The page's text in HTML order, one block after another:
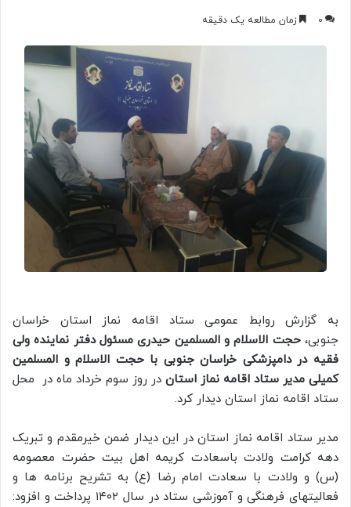
0 زمان مطالعه یک دقیقه
به گزارش روابط عمومی ستاد اقامه نماز استان خراسان
جنوبی،حجت الاسلام و المسلمین حیدری مسئول دفتر نماینده ولی
فقیه در دامپزشکی خراسان جنوبی با حجت الاسلام و المسلمین
کمیلی مدیر ستاد اقامه نماز استان در روز سوم خرداد ماه در محل
ستاد اقامه نماز استان دیدار کرد.
مدیر ستاد اقامه نماز استان در این دیدار ضمن خیرمقدم و تبریک
دهه کرامت ولادت باسعادت کریمه اهل بیت حضرت معصومه
(س) و ولادت با سعادت امام رضا (ع) به تشریح برنامه ها و
فعالیتهای فرهنگی و آموزشی ستاد در سال ۱۴۰۲ پرداخت و افزود: